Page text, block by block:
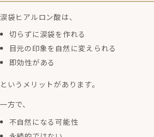
涙袋ヒアルロン酸は、
切らずに涙袋を作れる
目元の印象を自然に変えられる
即効性がある
というメリットがあります。
一方で、
不自然になる可能性